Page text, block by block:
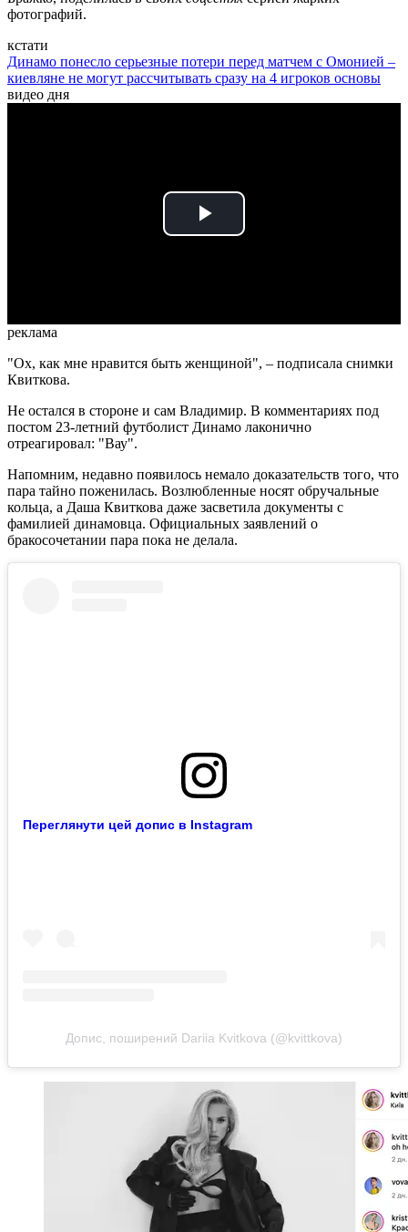
фотографий.
кстати
Динамо понесло серьезные потери перед матчем с Омонией –
киевляне не могут рассчитывать сразу на 4 игроков основы
видео дня
Play
реклама
"Ох, как мне нравится быть женщиной", – подписала снимки
Квиткова.
Не остался в стороне и сам Владимир. В комментариях под
постом 23-летний футболист Динамо лаконично
отреагировал: "Вау".
Напомним, недавно появилось немало доказательств того, что
пара тайно поженилась. Возлюбленные носят обручальные
кольца, а Даша Квиткова даже засветила документы с
фамилией динамовца. Официальных заявлений о
бракосочетании пара пока не делала.
Переглянути цей допис в Instagram
Допис, поширений Dariia Kvitkova (@kvittkova)